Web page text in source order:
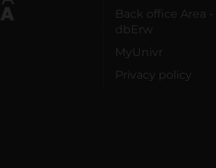
Back office Area -
dbErw
MyUnivr
Privacy policy